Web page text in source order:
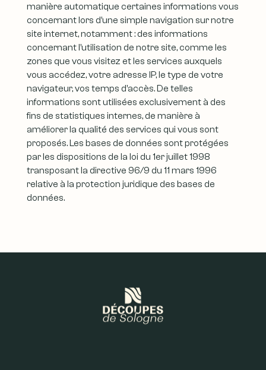
manière automatique certaines informations vous
concernant lors d’une simple navigation sur notre
site internet, notamment : des informations
concernant l’utilisation de notre site, comme les
zones que vous visitez et les services auxquels
vous accédez, votre adresse IP, le type de votre
navigateur, vos temps d’accès. De telles
informations sont utilisées exclusivement à des
fins de statistiques internes, de manière à
améliorer la qualité des services qui vous sont
proposés. Les bases de données sont protégées
par les dispositions de la loi du 1er juillet 1998
transposant la directive 96/9 du 11 mars 1996
relative à la protection juridique des bases de
données.